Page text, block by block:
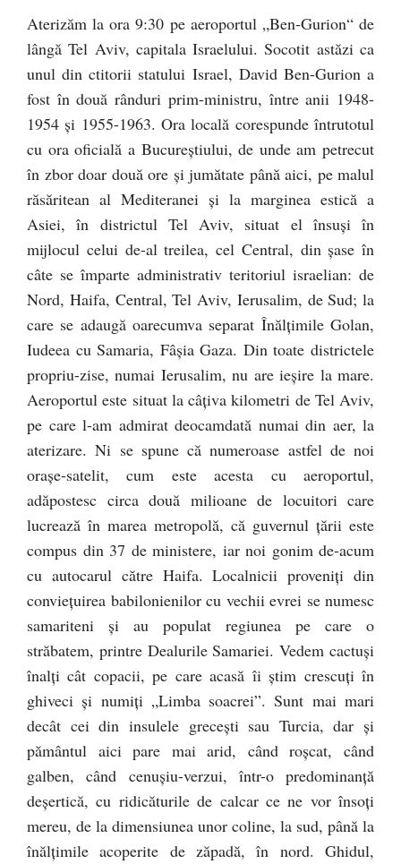
Aterizăm la ora 9:30 pe aeroportul „Ben-Gurion“ de
lângă Tel Aviv, capitala Israelului. Socotit astăzi ca
unul din ctitorii statului Israel, David Ben-Gurion a
fost în două rânduri prim-ministru, între anii 1948-
1954 şi 1955-1963. Ora locală corespunde întrutotul
cu ora oficială a Bucureştiului, de unde am petrecut
în zbor doar două ore şi jumătate până aici, pe malul
răsăritean al Mediteranei şi la marginea estică a
Asiei, în districtul Tel Aviv, situat el însuşi în
mijlocul celui de-al treilea, cel Central, din şase în
câte se împarte administrativ teritoriul israelian: de
Nord, Haifa, Central, Tel Aviv, Ierusalim, de Sud; la
care se adaugă oarecumva separat Înălţimile Golan,
Iudeea cu Samaria, Fâşia Gaza. Din toate districtele
propriu-zise, numai Ierusalim, nu are ieşire la mare.
Aeroportul este situat la câţiva kilometri de Tel Aviv,
pe care l-am admirat deocamdată numai din aer, la
aterizare. Ni se spune că numeroase astfel de noi
oraşe-satelit, cum este acesta cu aeroportul,
adăpostesc circa două milioane de locuitori care
lucrează în marea metropolă, că guvernul ţării este
compus din 37 de ministere, iar noi gonim de-acum
cu autocarul către Haifa. Localnicii proveniţi din
convieţuirea babilonienilor cu vechii evrei se numesc
samariteni şi au populat regiunea pe care o
străbatem, printre Dealurile Samariei. Vedem cactuşi
înalţi cât copacii, pe care acasă îi ştim crescuţi în
ghiveci şi numiţi „Limba soacrei”. Sunt mai mari
decât cei din insulele greceşti sau Turcia, dar şi
pământul aici pare mai arid, când roşcat, când
galben, când cenuşiu-verzui, într-o predominanţă
deşertică, cu ridicăturile de calcar ce ne vor însoţi
mereu, de la dimensiunea unor coline, la sud, până la
înălţimile acoperite de zăpadă, în nord. Ghidul,